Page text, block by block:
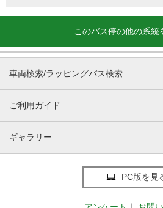
このバス停の他の系統
車両検索/ラッピングバス検索
ご利用ガイド
ギャラリー
PC版を見